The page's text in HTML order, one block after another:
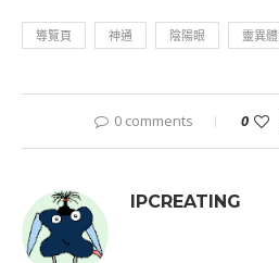
導覽頁 神通 陰陽眼 靈異
0 comments 0
IPCREATING